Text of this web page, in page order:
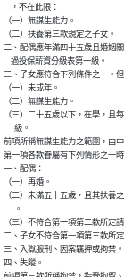
    ，不在此限：
（一）無謀生能力。
（二）扶養第三款規定之子女。
二、配偶應年滿四十五歲且婚姻
    過投保薪資分級表第一級。
三、子女應符合下列條件之一。
（一）未成年。
（二）無謀生能力。
（三）二十五歲以下，在學，且
      級。
前項所稱無謀生能力之範圍，由
第一項各款眷屬有下列情形之一
一、配偶：
（一）再婚。
（二）未滿五十五歲，且其扶養
      。
（三）不符合第一項第二款所定
二、子女不符合第一項第三款所
三、入獄服刑、因案羈押或拘禁。
四、失蹤。